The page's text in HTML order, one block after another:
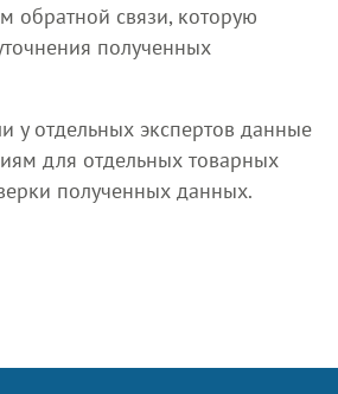
обратной связи, которую
полученных
у отдельных экспертов данные
для отдельных товарных
полученных данных.